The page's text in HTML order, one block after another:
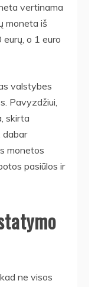
vertinama
moneta iš
o 1 euro
valstybes
Pavyzdžiui,
skirta
dabar
monetos
pasiūlos ir
ne visos